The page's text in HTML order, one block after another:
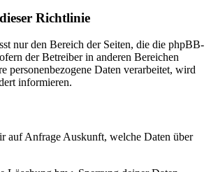
Richtlinie
nur den Bereich der Seiten, die die phpBB-
der Betreiber in anderen Bereichen
personenbezogene Daten verarbeitet, wird
informieren.
auf Anfrage Auskunft, welche Daten über